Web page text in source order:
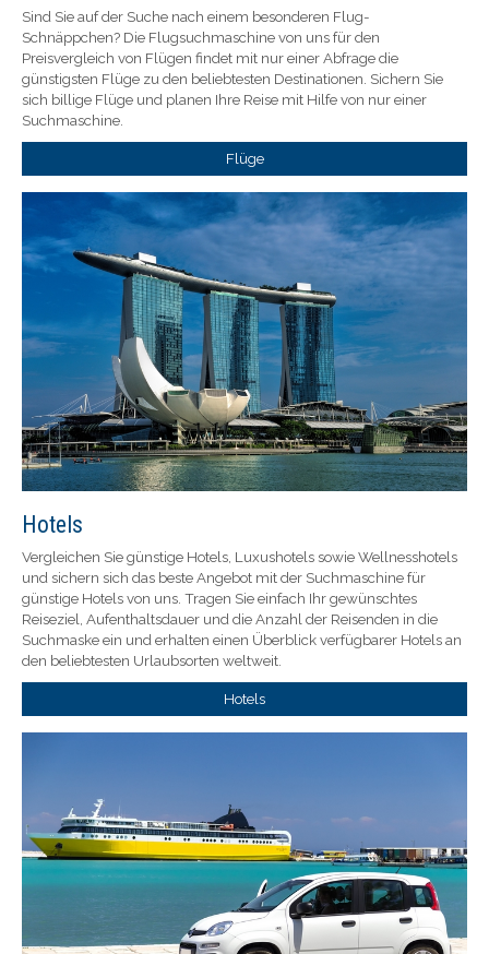
Sind Sie auf der Suche nach einem besonderen Flug-
Schnäppchen? Die Flugsuchmaschine von uns für den
Preisvergleich von Flügen findet mit nur einer Abfrage die
günstigsten Flüge zu den beliebtesten Destinationen. Sichern Sie
sich billige Flüge und planen Ihre Reise mit Hilfe von nur einer
Suchmaschine.
Flüge
Hotels
Vergleichen Sie günstige Hotels, Luxushotels sowie Wellnesshotels
und sichern sich das beste Angebot mit der Suchmaschine für
günstige Hotels von uns. Tragen Sie einfach Ihr gewünschtes
Reiseziel, Aufenthaltsdauer und die Anzahl der Reisenden in die
Suchmaske ein und erhalten einen Überblick verfügbarer Hotels an
den beliebtesten Urlaubsorten weltweit.
Hotels